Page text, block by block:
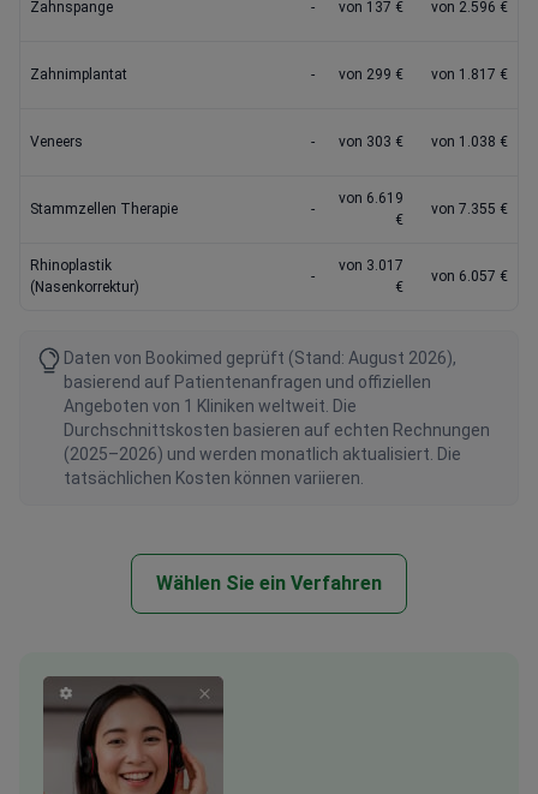
Zahnspange - von 137 € von 2.596 €
Zahnimplantat - von 299 € von 1.817 €
Veneers - von 303 € von 1.038 €
Stammzellen Therapie -
von 6.619
€
von 7.355 €
Rhinoplastik
(Nasenkorrektur)
-
von 3.017
€
von 6.057 €
Daten von Bookimed geprüft (Stand: August 2026),
basierend auf Patientenanfragen und offiziellen
Angeboten von 1 Kliniken weltweit. Die
Durchschnittskosten basieren auf echten Rechnungen
(2025–2026) und werden monatlich aktualisiert. Die
tatsächlichen Kosten können variieren.
Wählen Sie ein Verfahren